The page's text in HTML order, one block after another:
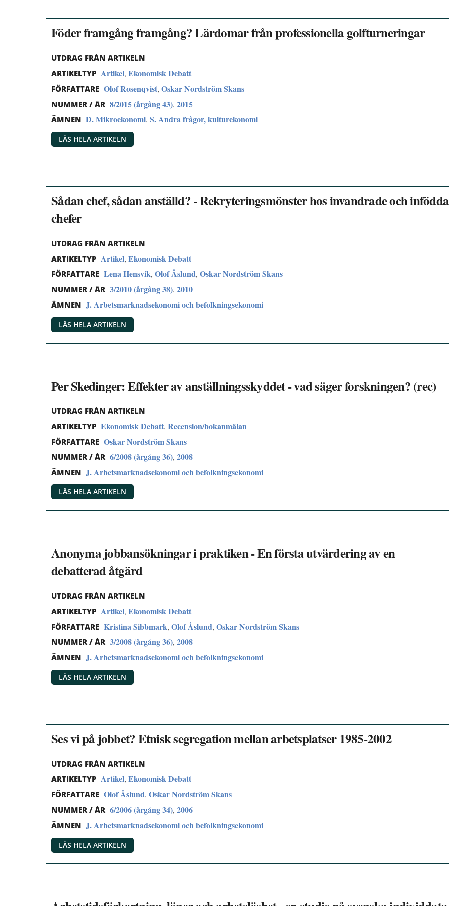
Föder framgång framgång? Lärdomar från professionella golfturneringar
UTDRAG FRÅN ARTIKELN
ARTIKELTYP Artikel, Ekonomisk Debatt
FÖRFATTARE Olof Rosenqvist, Oskar Nordström Skans
NUMMER / ÅR 8/2015 (årgång 43), 2015
ÄMNEN D. Mikroekonomi, S. Andra frågor, kulturekonomi
LÄS HELA ARTIKELN
Sådan chef, sådan anställd? - Rekryteringsmönster hos invandrade och infödda
chefer
UTDRAG FRÅN ARTIKELN
ARTIKELTYP Artikel, Ekonomisk Debatt
FÖRFATTARE Lena Hensvik, Olof Åslund, Oskar Nordström Skans
NUMMER / ÅR 3/2010 (årgång 38), 2010
ÄMNEN J. Arbetsmarknadsekonomi och befolkningsekonomi
LÄS HELA ARTIKELN
Per Skedinger: Effekter av anställningsskyddet - vad säger forskningen? (rec)
UTDRAG FRÅN ARTIKELN
ARTIKELTYP Ekonomisk Debatt, Recension/bokanmälan
FÖRFATTARE Oskar Nordström Skans
NUMMER / ÅR 6/2008 (årgång 36), 2008
ÄMNEN J. Arbetsmarknadsekonomi och befolkningsekonomi
LÄS HELA ARTIKELN
Anonyma jobbansökningar i praktiken - En första utvärdering av en
debatterad åtgärd
UTDRAG FRÅN ARTIKELN
ARTIKELTYP Artikel, Ekonomisk Debatt
FÖRFATTARE Kristina Sibbmark, Olof Åslund, Oskar Nordström Skans
NUMMER / ÅR 3/2008 (årgång 36), 2008
ÄMNEN J. Arbetsmarknadsekonomi och befolkningsekonomi
LÄS HELA ARTIKELN
Ses vi på jobbet? Etnisk segregation mellan arbetsplatser 1985-2002
UTDRAG FRÅN ARTIKELN
ARTIKELTYP Artikel, Ekonomisk Debatt
FÖRFATTARE Olof Åslund, Oskar Nordström Skans
NUMMER / ÅR 6/2006 (årgång 34), 2006
ÄMNEN J. Arbetsmarknadsekonomi och befolkningsekonomi
LÄS HELA ARTIKELN